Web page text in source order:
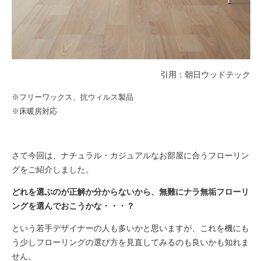
引用： 朝日ウッドテック
※フリーワックス、抗ウィルス製品
※床暖房対応
さて今回は、ナチュラル・カジュアルなお部屋に合うフローリン
グをご紹介しました。
どれを選ぶのが正解か分からないから、無難にナラ無垢フローリ
ングを選んでおこうかな・・・？
という若手デザイナーの人も多いかと思いますが、これを機にも
う少しフローリングの選び方を見直してみるのも良いかも知れま
せん。